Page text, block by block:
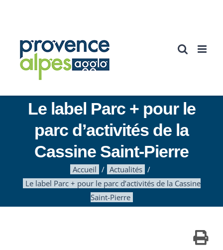
Le label Parc + pour le
parc d’activités de la
Cassine Saint-Pierre
Accueil
Actualités
Le label Parc + pour le parc d’activités de la Cassine
Saint-Pierre